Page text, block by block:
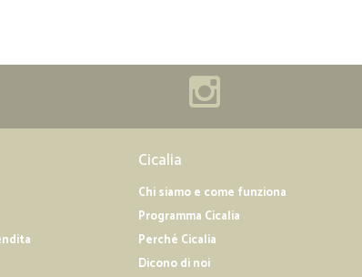
Cicalia
Chi siamo e come funziona
Programma Cicalia
Perché Cicalia
Dicono di noi